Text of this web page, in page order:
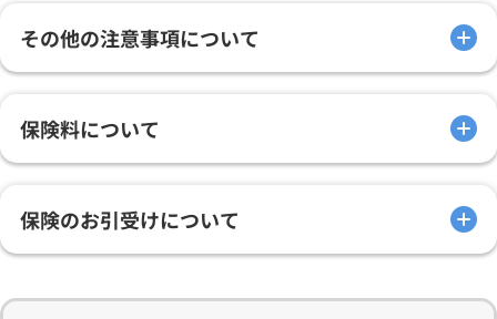
その他の注意事項について
保険料について
保険のお引受けについて